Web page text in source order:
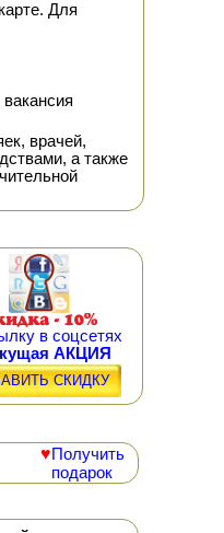
Для
врачей,
а также
в соцсетях
АКЦИЯ
СКИДКУ
♥Получить
подарок